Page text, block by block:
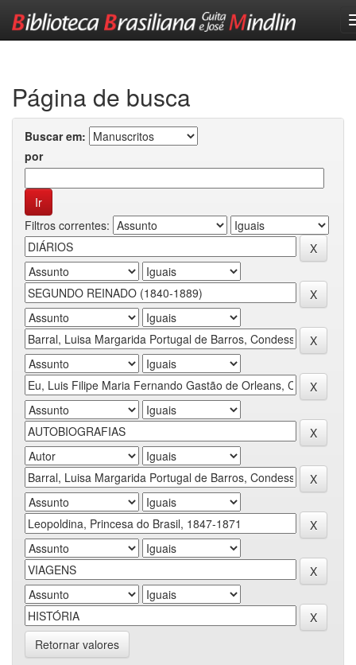
Página de busca
Buscar em:
por
Filtros correntes:
Retornar valores